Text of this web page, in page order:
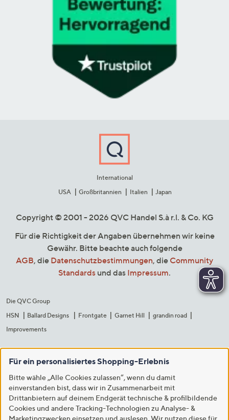
International
USA
Großbritannien Italien Japan
Copyright © 2001 - 2026 QVC Handel S.à r.l. & Co. KG
Für die Richtigkeit der Angaben übernehmen wir keine
Gewähr. Bitte beachte auch folgende
AGB, die Datenschutzbestimmungen, die Community
Standards und das Impressum.
Die QVC Group
HSN
Ballard Designs Frontgate Garnet Hill
grandin road
Improvements
Für ein personalisiertes Shopping-Erlebnis
Bitte wähle „Alle Cookies zulassen“, wenn du damit
einverstanden bist, dass wir in Zusammenarbeit mit
Drittanbietern auf deinem Endgerät technische & profilbildende
Cookies und andere Tracking-Technologien zu Analyse- &
Marketingzwecken einsetzen und auslesen. Wir nutzen diese für